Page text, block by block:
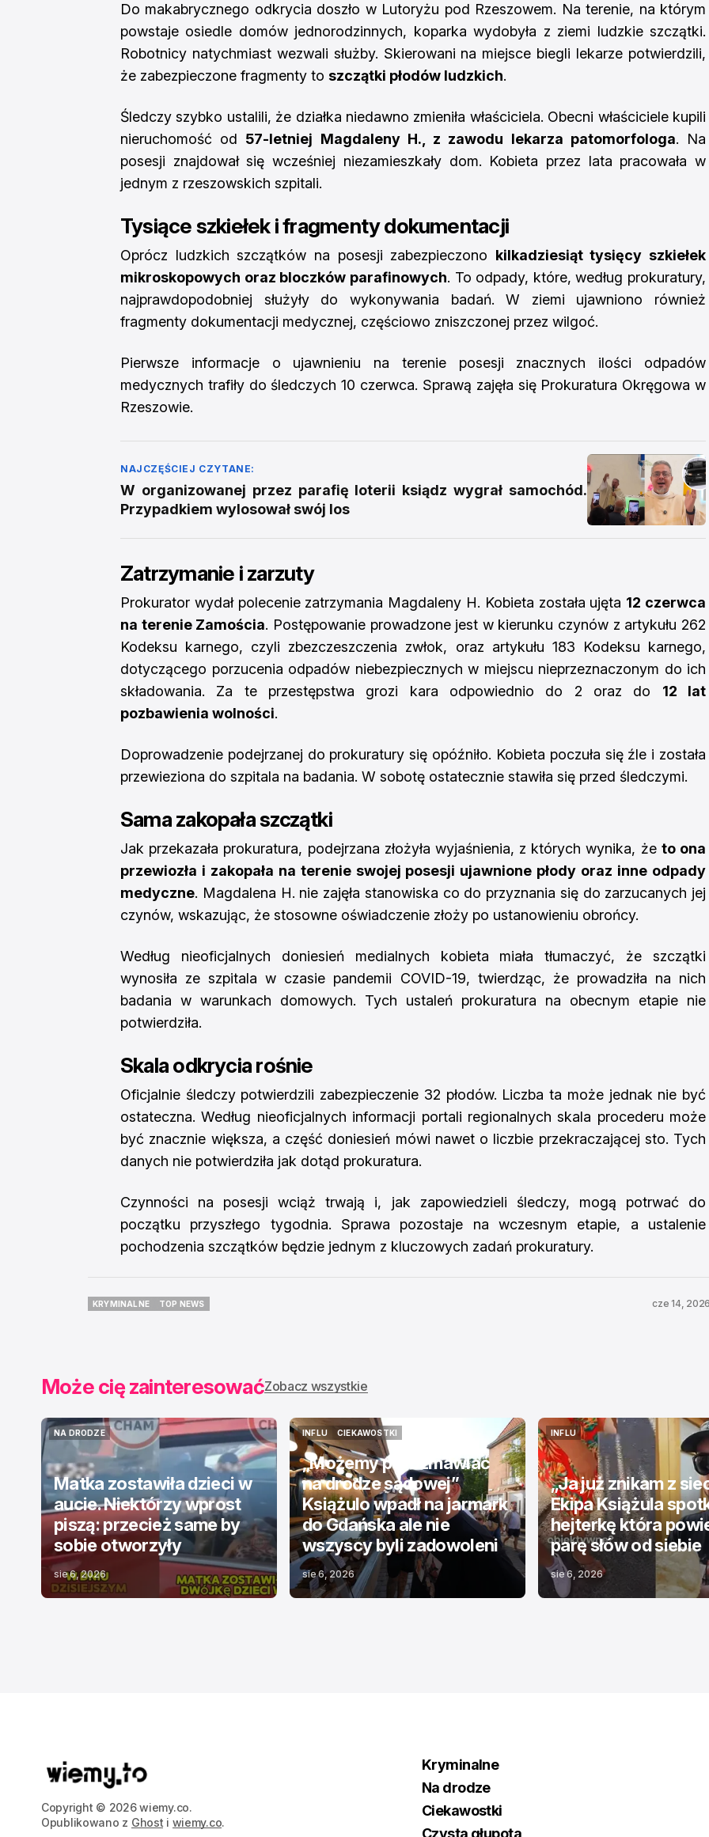
Do makabrycznego odkrycia doszło w Lutoryżu pod Rzeszowem. Na terenie, na którym
powstaje osiedle domów jednorodzinnych, koparka wydobyła z ziemi ludzkie szczątki.
Robotnicy natychmiast wezwali służby. Skierowani na miejsce biegli lekarze potwierdzili,
że zabezpieczone fragmenty to szczątki płodów ludzkich.
Śledczy szybko ustalili, że działka niedawno zmieniła właściciela. Obecni właściciele kupili
nieruchomość od 57-letniej Magdaleny H., z zawodu lekarza patomorfologa. Na
posesji znajdował się wcześniej niezamieszkały dom. Kobieta przez lata pracowała w
jednym z rzeszowskich szpitali.
Tysiące szkiełek i fragmenty dokumentacji
Oprócz ludzkich szczątków na posesji zabezpieczono kilkadziesiąt tysięcy szkiełek
mikroskopowych oraz bloczków parafinowych. To odpady, które, według prokuratury,
najprawdopodobniej służyły do wykonywania badań. W ziemi ujawniono również
fragmenty dokumentacji medycznej, częściowo zniszczonej przez wilgoć.
Pierwsze informacje o ujawnieniu na terenie posesji znacznych ilości odpadów
medycznych trafiły do śledczych 10 czerwca. Sprawą zajęła się Prokuratura Okręgowa w
Rzeszowie.
NAJCZĘŚCIEJ CZYTANE:
W organizowanej przez parafię loterii ksiądz wygrał samochód.
Przypadkiem wylosował swój los
Zatrzymanie i zarzuty
Prokurator wydał polecenie zatrzymania Magdaleny H. Kobieta została ujęta 12 czerwca
na terenie Zamościa. Postępowanie prowadzone jest w kierunku czynów z artykułu 262
Kodeksu karnego, czyli zbezczeszczenia zwłok, oraz artykułu 183 Kodeksu karnego,
dotyczącego porzucenia odpadów niebezpiecznych w miejscu nieprzeznaczonym do ich
składowania. Za te przestępstwa grozi kara odpowiednio do 2 oraz do 12 lat
pozbawienia wolności.
Doprowadzenie podejrzanej do prokuratury się opóźniło. Kobieta poczuła się źle i została
przewieziona do szpitala na badania. W sobotę ostatecznie stawiła się przed śledczymi.
Sama zakopała szczątki
Jak przekazała prokuratura, podejrzana złożyła wyjaśnienia, z których wynika, że to ona
przewiozła i zakopała na terenie swojej posesji ujawnione płody oraz inne odpady
medyczne. Magdalena H. nie zajęła stanowiska co do przyznania się do zarzucanych jej
czynów, wskazując, że stosowne oświadczenie złoży po ustanowieniu obrońcy.
Według nieoficjalnych doniesień medialnych kobieta miała tłumaczyć, że szczątki
wynosiła ze szpitala w czasie pandemii COVID-19, twierdząc, że prowadziła na nich
badania w warunkach domowych. Tych ustaleń prokuratura na obecnym etapie nie
potwierdziła.
Skala odkrycia rośnie
Oficjalnie śledczy potwierdzili zabezpieczenie 32 płodów. Liczba ta może jednak nie być
ostateczna. Według nieoficjalnych informacji portali regionalnych skala procederu może
być znacznie większa, a część doniesień mówi nawet o liczbie przekraczającej sto. Tych
danych nie potwierdziła jak dotąd prokuratura.
Czynności na posesji wciąż trwają i, jak zapowiedzieli śledczy, mogą potrwać do
początku przyszłego tygodnia. Sprawa pozostaje na wczesnym etapie, a ustalenie
pochodzenia szczątków będzie jednym z kluczowych zadań prokuratury.
KRYMINALNE
TOP NEWS
cze 14,
Może cię zainteresowaćZobacz wszystkie
NA DRODZE
NA DRODZE
Matka zostawiła dzieci w
aucie. Niektórzy wprost
piszą: przecież same by
sobie otworzyły
sie 6, 2026
INFLU
INFLU
CIEKAWOSTKI
CIEKAWOSTKI
„Możemy porozmawiać
na drodze sądowej”
Książulo wpadł na jarmark
do Gdańska ale nie
wszyscy byli zadowoleni
sie 6, 2026
INFLU
INFLU
„Ja już znikam z
Ekipa Książula
hejterkę która
parę słów od siebie
sie 6, 2026
Copyright © 2026 wiemy.co.
Opublikowano z Ghost i wiemy.co.
Kryminalne
Na drodze
Ciekawostki
Czysta głupota